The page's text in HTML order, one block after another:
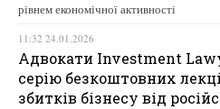
рівнем економічної активності
11:32 24.01.2026
Адвокати Investment
серію безкоштовних
збитків бізнесу від